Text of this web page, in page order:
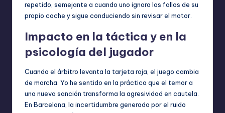
repetido, semejante a cuando uno ignora los fallos de su
propio coche y sigue conduciendo sin revisar el motor.
Impacto en la táctica y en la
psicología del jugador
Cuando el árbitro levanta la tarjeta roja, el juego cambia
de marcha. Yo he sentido en la práctica que el temor a
una nueva sanción transforma la agresividad en cautela.
En Barcelona, la incertidumbre generada por el ruido